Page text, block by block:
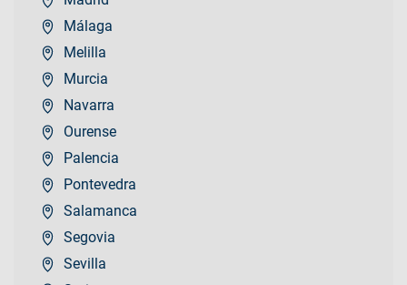
Málaga
Melilla
Murcia
Navarra
Ourense
Palencia
Pontevedra
Salamanca
Segovia
Sevilla